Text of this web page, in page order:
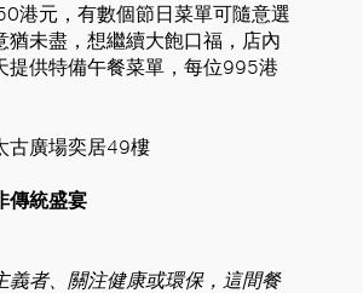
港元，有數個節日菜單可隨意選
猶未盡，想繼續大飽口福，店內
提供特備午餐菜單，每位995港
廣場奕居49樓
傳統盛宴
義者、關注健康或環保，這間餐